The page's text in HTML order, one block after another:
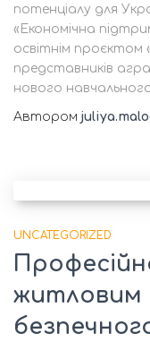
потенціалу для
«Економічна
освітнім
представників
нового
Автором
UNCATEGORIZED
житловим